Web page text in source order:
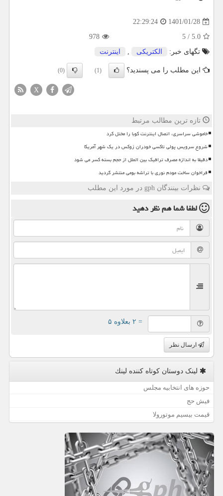
1401/01/28
22:29:24
5.0
/
5
978
تگهای خبر:
الكتریكی , اینترنت
این مطلب را می پسندید؟ (1)
(0)
X
تازه ترین مطالب مرتبط
خاموشی سراسری، اتصال اینترنت کوبا را مختل کرد
شروع سرویس پولی تاکسی خودران زوکس در یک شهر آمریکا
دقیقا به اندازه مصرف ترافیک بین الملل از حجم بسته کسر می شود
فراخوان ساخت مودم نوری با تراشه بومی منتشر گردید
نظرات بینندگان gph در مورد این مطلب
لطفا شما همنظر دهید
= ۲ بعلاوه ۵
ارسال نظر
لینک دوستان كوتاه كننده لینك
حوزه های انتخابیه مجلس
فیش حج
قیمت بیسیم موتورولا